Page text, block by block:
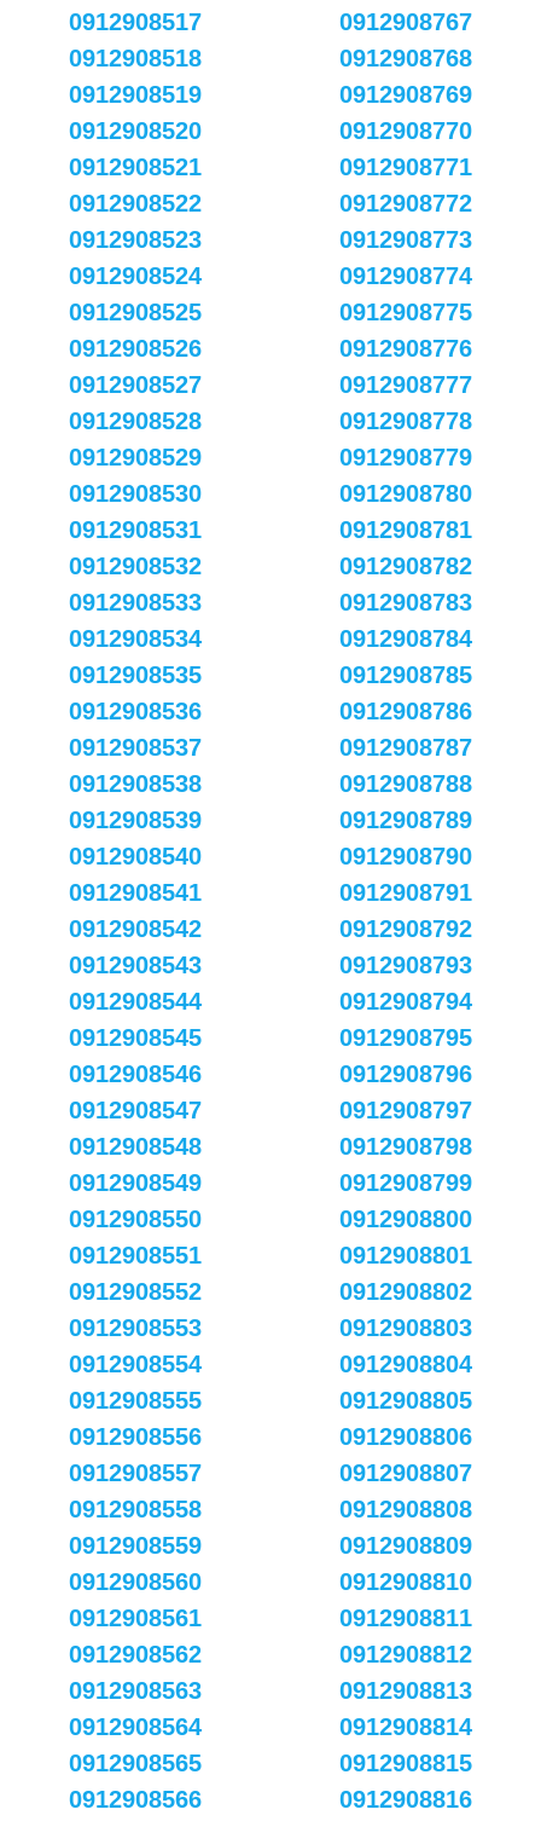
0912908517
0912908518
0912908519
0912908520
0912908521
0912908522
0912908523
0912908524
0912908525
0912908526
0912908527
0912908528
0912908529
0912908530
0912908531
0912908532
0912908533
0912908534
0912908535
0912908536
0912908537
0912908538
0912908539
0912908540
0912908541
0912908542
0912908543
0912908544
0912908545
0912908546
0912908547
0912908548
0912908549
0912908550
0912908551
0912908552
0912908553
0912908554
0912908555
0912908556
0912908557
0912908558
0912908559
0912908560
0912908561
0912908562
0912908563
0912908564
0912908565
0912908566
0912908767
0912908768
0912908769
0912908770
0912908771
0912908772
0912908773
0912908774
0912908775
0912908776
0912908777
0912908778
0912908779
0912908780
0912908781
0912908782
0912908783
0912908784
0912908785
0912908786
0912908787
0912908788
0912908789
0912908790
0912908791
0912908792
0912908793
0912908794
0912908795
0912908796
0912908797
0912908798
0912908799
0912908800
0912908801
0912908802
0912908803
0912908804
0912908805
0912908806
0912908807
0912908808
0912908809
0912908810
0912908811
0912908812
0912908813
0912908814
0912908815
0912908816